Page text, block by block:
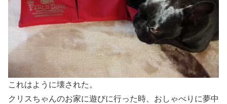
これはように壊された。
クリスちゃんのお家に遊びに行った時、おしゃべりに夢中